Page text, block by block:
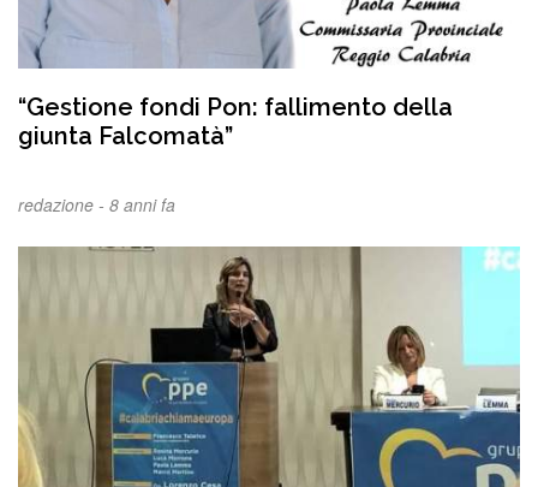
“Gestione fondi Pon: fallimento della
giunta Falcomatà”
redazione - 8 anni fa